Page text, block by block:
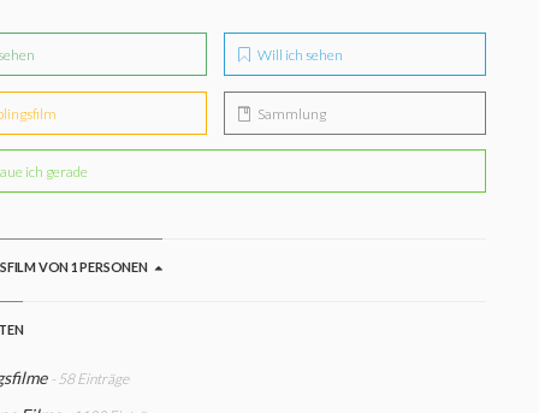
Will ich sehen
Sammlung
ich gerade
VON 1 PERSONEN
- 58 Einträge